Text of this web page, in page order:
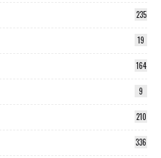
235
19
164
9
210
336